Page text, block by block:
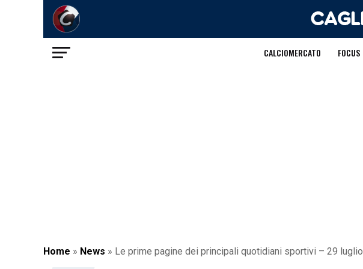
CALCIOMERCATO FOCUS
Home » News » Le prime pagine dei principali quotidiani sportivi – 29 luglio